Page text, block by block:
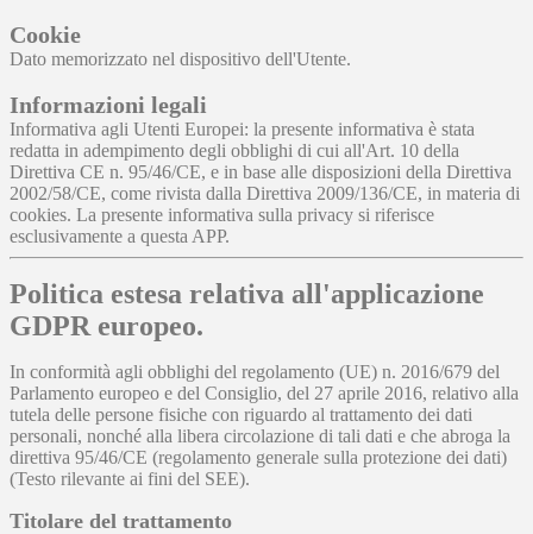
Cookie
Dato memorizzato nel dispositivo dell'Utente.
Informazioni legali
Informativa agli Utenti Europei: la presente informativa è stata
redatta in adempimento degli obblighi di cui all'Art. 10 della
Direttiva CE n. 95/46/CE, e in base alle disposizioni della Direttiva
2002/58/CE, come rivista dalla Direttiva 2009/136/CE, in materia di
cookies. La presente informativa sulla privacy si riferisce
esclusivamente a questa APP.
Politica estesa relativa all'applicazione
GDPR europeo.
In conformità agli obblighi del regolamento (UE) n. 2016/679 del
Parlamento europeo e del Consiglio, del 27 aprile 2016, relativo alla
tutela delle persone fisiche con riguardo al trattamento dei dati
personali, nonché alla libera circolazione di tali dati e che abroga la
direttiva 95/46/CE (regolamento generale sulla protezione dei dati)
(Testo rilevante ai fini del SEE).
Titolare del trattamento